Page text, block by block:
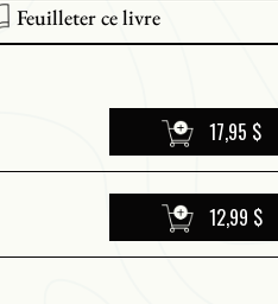
Feuilleter ce livre
17,95 $
12,99 $